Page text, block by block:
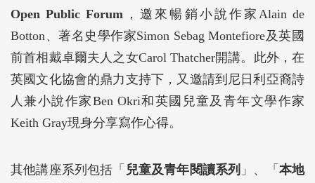
Open Public Forum ，邀來暢銷小說作家Alain de
Botton、著名史學作家Simon Sebag Montefiore及英國
前首相戴卓爾夫人之女Carol Thatcher開講。此外，在
英國文化協會的鼎力支持下，又邀請到尼日利亞裔詩
人兼小說作家Ben Okri和英國兒童及青年文學作家
Keith Gray現身分享寫作心得。
其他講座系列包括「 兒童及青年閱讀系列 」、「 本地